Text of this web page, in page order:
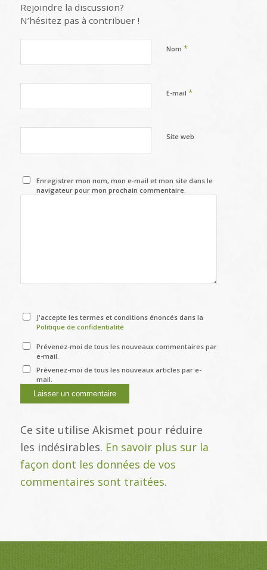
Rejoindre la discussion?
N’hésitez pas à contribuer !
Nom *
E-mail *
Site web
Enregistrer mon nom, mon e-mail et mon site dans le
navigateur pour mon prochain commentaire.
J'accepte les termes et conditions énoncés dans la
Politique de confidentialité
Prévenez-moi de tous les nouveaux commentaires par
e-mail.
Prévenez-moi de tous les nouveaux articles par e-
mail.
Ce site utilise Akismet pour réduire
les indésirables. En savoir plus sur la
façon dont les données de vos
commentaires sont traitées.